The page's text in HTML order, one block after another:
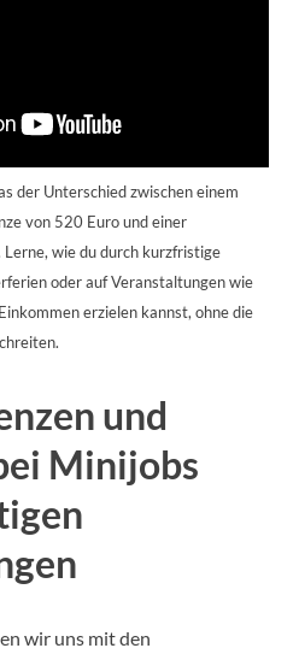
der Unterschied zwischen einem
von 520 Euro und einer
wie du durch kurzfristige
oder auf Veranstaltungen wie
erzielen kannst, ohne die
und
Minijobs
wir uns mit den